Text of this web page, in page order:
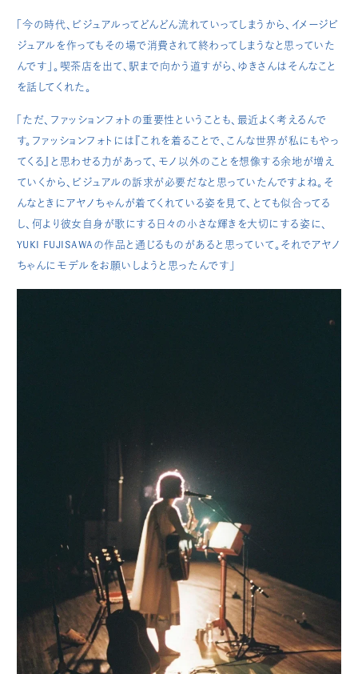
「今の時代、ビジュアルってどんどん流れていってしまうから、イメージビ
ジュアルを作ってもその場で消費されて終わってしまうなと思っていた
んです」。喫茶店を出て、駅まで向かう道すがら、ゆきさんはそんなこと
を話してくれた。
「ただ、ファッションフォトの重要性ということも、最近よく考えるんで
す。ファッションフォトには『これを着ることで、こんな世界が私にもやっ
てくる』と思わせる力があって、モノ以外のことを想像する余地が増え
ていくから、ビジュアルの訴求が必要だなと思っていたんですよね。そ
んなときにアヤノちゃんが着てくれている姿を見て、とても似合ってる
し、何より彼女自身が歌にする日々の小さな輝きを大切にする姿に、
YUKI FUJISAWAの作品と通じるものがあると思っていて。それでアヤノ
ちゃんにモデルをお願いしようと思ったんです」